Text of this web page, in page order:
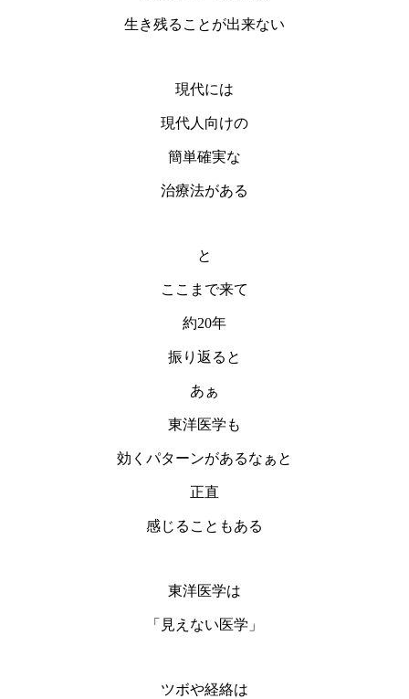
生き残ることが出来ない
現代には
現代人向けの
簡単確実な
治療法がある
と
ここまで来て
約20年
振り返ると
あぁ
東洋医学も
効くパターンがあるなぁと
正直
感じることもある
東洋医学は
「見えない医学」
ツボや経絡は